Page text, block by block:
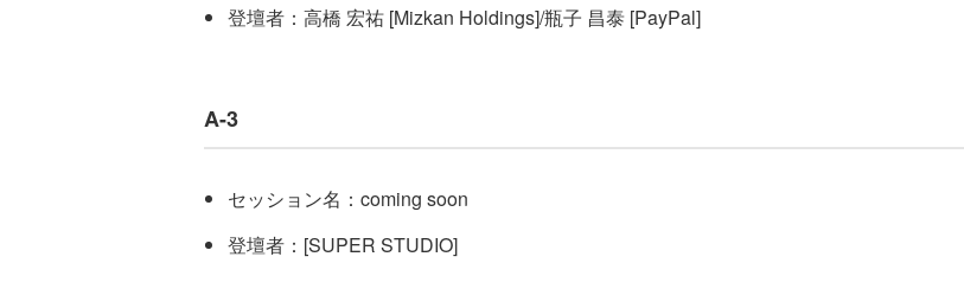
登壇者：高橋 宏祐 [Mizkan Holdings]/瓶子 昌泰 [PayPal]
A-3
セッション名：coming soon
登壇者：[SUPER STUDIO]